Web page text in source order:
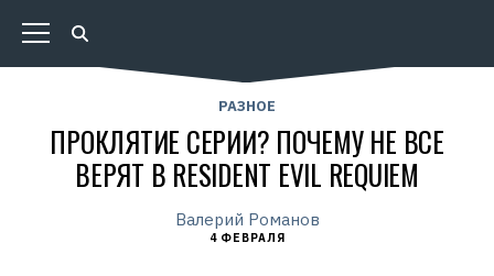
РАЗНОЕ
ПРОКЛЯТИЕ СЕРИИ? ПОЧЕМУ НЕ ВСЕ
ВЕРЯТ В RESIDENT EVIL REQUIEM
Валерий Романов
4 ФЕВРАЛЯ